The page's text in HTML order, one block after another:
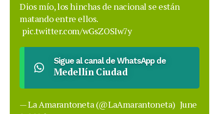
Dios mío, los hinchas de nacional se están
matando entre ellos.
pic.twitter.com/wGsZOSIw7y
Sigue al canal de WhatsApp de
Medellín Ciudad
— La Amarantoneta (@LaAmarantoneta) June